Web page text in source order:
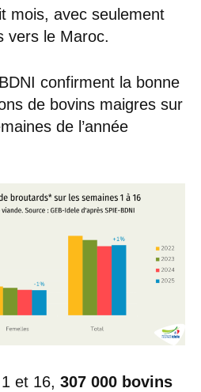
mois, avec seulement
vers le Maroc.
confirment la bonne
de bovins maigres sur
de l’année
et 16, 307 000 bovins